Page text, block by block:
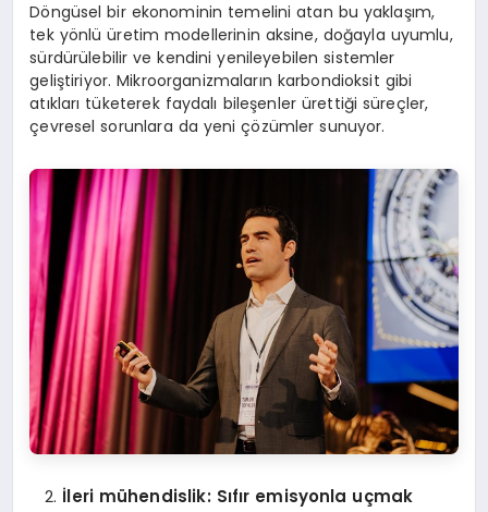
Döngüsel bir ekonominin temelini atan bu yaklaşım,
tek yönlü üretim modellerinin aksine, doğayla uyumlu,
sürdürülebilir ve kendini yenileyebilen sistemler
geliştiriyor. Mikroorganizmaların karbondioksit gibi
atıkları tüketerek faydalı bileşenler ürettiği süreçler,
çevresel sorunlara da yeni çözümler sunuyor.
İleri mühendislik: Sıfır emisyonla uçmak